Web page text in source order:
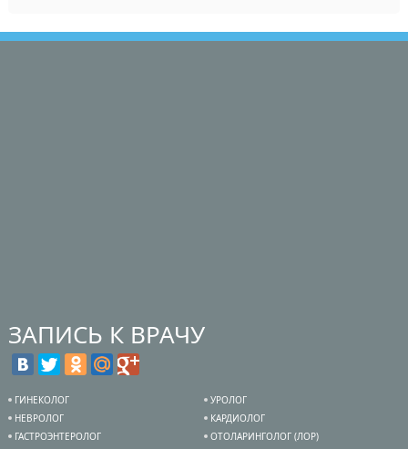
ЗАПИСЬ К ВРАЧУ
ГИНЕКОЛОГ
УРОЛОГ
НЕВРОЛОГ
КАРДИОЛОГ
ГАСТРОЭНТЕРОЛОГ
ОТОЛАРИНГОЛОГ (ЛОР)